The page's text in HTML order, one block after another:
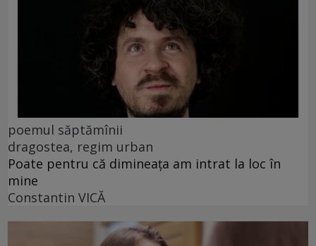
poemul săptămînii
dragostea, regim urban
Poate pentru că dimineața am intrat la loc în
mine
Constantin VICĂ